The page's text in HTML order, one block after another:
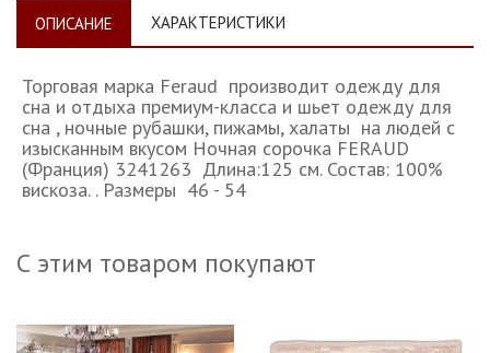
ОПИСАНИЕ ХАРАКТЕРИСТИКИ
Торговая марка Feraud производит одежду для
сна и отдыха премиум-класса и шьет одежду для
сна , ночные рубашки, пижамы, халаты на людей с
изысканным вкусом Ночная сорочка FERAUD
(Франция) 3241263 Длина:125 см. Состав: 100%
вискоза. . Размеры 46 - 54
С этим товаром покупают